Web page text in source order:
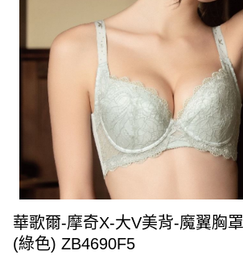
華歌爾-摩奇X-大V美背-魔翼胸
(綠色) ZB4690F5